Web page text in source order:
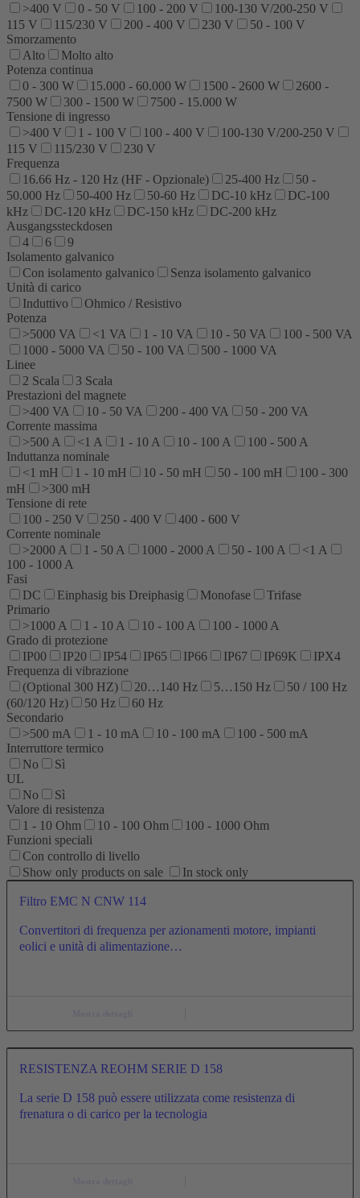
>400 V
0 - 50 V 100 - 200 V
100-130 V/200-250 V
115 V
115/230 V 200 - 400 V 230 V
50 - 100 V
Smorzamento
Alto
Molto alto
Potenza continua
0 - 300 W
15.000 - 60.000 W 1500 - 2600 W
2600 -
7500 W
300 - 1500 W
7500 - 15.000 W
Tensione di ingresso
>400 V
1 - 100 V 100 - 400 V
100-130 V/200-250 V
115 V
115/230 V
230 V
Frequenza
16.66 Hz - 120 Hz (HF - Opzionale)
25-400 Hz
50 -
50.000 Hz
50-400 Hz 50-60 Hz DC-10 kHz
DC-100
kHz
DC-120 kHz DC-150 kHz
DC-200 kHz
Ausgangssteckdosen
4
6
9
Isolamento galvanico
Con isolamento galvanico
Senza isolamento galvanico
Unità di carico
Induttivo
Ohmico / Resistivo
Potenza
>5000 VA
<1 VA 1 - 10 VA 10 - 50 VA
100 - 500 VA
1000 - 5000 VA
50 - 100 VA
500 - 1000 VA
Linee
2 Scala
3 Scala
Prestazioni del magnete
>400 VA
10 - 50 VA 200 - 400 VA
50 - 200 VA
Corrente massima
>500 A
<1 A 1 - 10 A 10 - 100 A
100 - 500 A
Induttanza nominale
<1 mH
1 - 10 mH 10 - 50 mH 50 - 100 mH
100 - 300
mH
>300 mH
Tensione di rete
100 - 250 V
250 - 400 V
400 - 600 V
Corrente nominale
>2000 A
1 - 50 A 1000 - 2000 A 50 - 100 A
<1 A
100 - 1000 A
Fasi
DC
Einphasig bis Dreiphasig Monofase
Trifase
Primario
>1000 A
1 - 10 A 10 - 100 A
100 - 1000 A
Grado di protezione
IP00
IP20 IP54 IP65 IP66 IP67 IP69K
IPX4
Frequenza di vibrazione
(Optional 300 HZ)
20…140 Hz 5…150 Hz
50 / 100 Hz
(60/120 Hz)
50 Hz
60 Hz
Secondario
>500 mA
1 - 10 mA 10 - 100 mA
100 - 500 mA
Interruttore termico
No
Sì
UL
No
Sì
Valore di resistenza
1 - 10 Ohm
10 - 100 Ohm
100 - 1000 Ohm
Funzioni speciali
Con controllo di livello
Show only products on sale
In stock only
Filtro EMC N CNW 114
Convertitori di frequenza per azionamenti motore, impianti
eolici e unità di alimentazione…
RESISTENZA REOHM SERIE D 158
La serie D 158 può essere utilizzata come resistenza di
frenatura o di carico per la tecnologia